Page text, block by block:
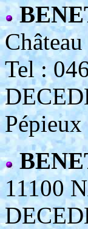
Tel :
Pépieux
11100